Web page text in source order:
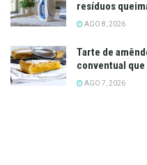
resíduos
AGO 8, 2026
Tarte de
conventual
AGO 7, 2026